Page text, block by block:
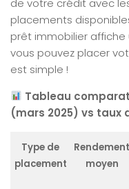
de votre crédit avec
placements
prêt immobilier affiche
vous pouvez placer
est simple !
Tableau
(mars 2025) vs taux
Type de
placement
Rendement
moyen